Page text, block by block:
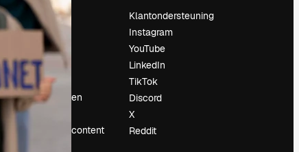
Over ons
Reviews
Vacatures
Zoektrends
Blog
Evenementen
Slidesgo
Verkoop je content
Klantondersteuning
Instagram
YouTube
LinkedIn
TikTok
Discord
X
Reddit